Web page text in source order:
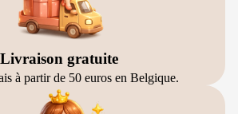
Livraison gratuite
à partir de 50 euros en Belgique.